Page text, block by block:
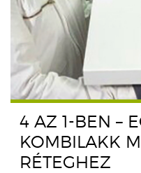
4 AZ 1-BEN –
KOMBILAKK
RÉTEGHEZ